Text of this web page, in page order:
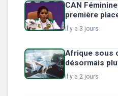
CAN
première
il y a 3 jours
Afrique sous
désormais
il y a 2 jours